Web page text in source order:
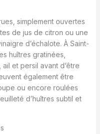
simplement ouvertes
de jus de citron ou une
d’échalote. À Saint-
huîtres gratinées,
et persil avant d’être
également être
ou encore roulées
d’huîtres subtil et